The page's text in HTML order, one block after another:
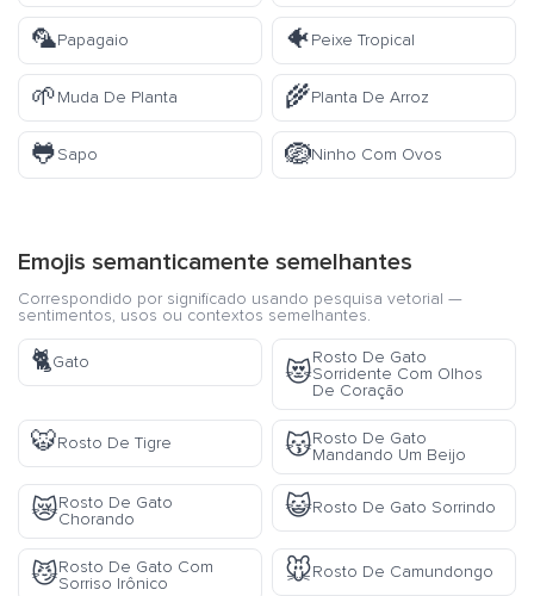
🦜Papagaio 🐠Peixe Tropical
🌱Muda De Planta 🌾Planta De Arroz
🐸Sapo 🪺Ninho Com Ovos
Emojis semanticamente semelhantes
Correspondido por significado usando pesquisa vetorial —
sentimentos, usos ou contextos semelhantes.
🐈Gato 😻
Rosto De Gato
Sorridente Com Olhos
De Coração
🐯Rosto De Tigre 😽Rosto De Gato
Mandando Um Beijo
😿Rosto De Gato
Chorando
😺Rosto De Gato Sorrindo
😼Rosto De Gato Com
Sorriso Irônico
🐭Rosto De Camundongo